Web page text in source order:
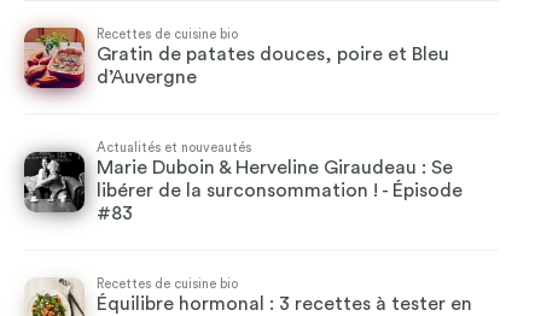
Recettes de cuisine bio
Gratin de patates douces, poire et Bleu
d’Auvergne
Actualités et nouveautés
Marie Duboin & Herveline Giraudeau : Se
libérer de la surconsommation ! - Épisode
#83
Recettes de cuisine bio
Équilibre hormonal : 3 recettes à tester en